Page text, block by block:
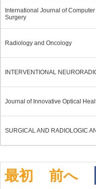
International Journal of
Surgery
Radiology and Oncology
INTERVENTIONAL
Journal of Innovative Optical
SURGICAL AND RADIOLOGIC
最初 前へ